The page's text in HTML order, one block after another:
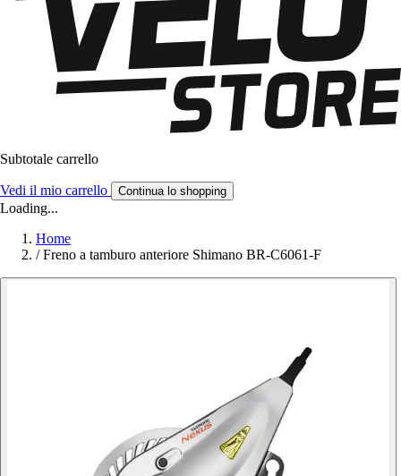
Subtotale carrello
Vedi il mio carrello Continua lo shopping
Loading...
Home
/ Freno a tamburo anteriore Shimano BR-C6061-F